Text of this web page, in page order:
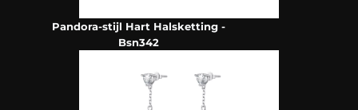
Pandora-stijl Hart Halsketting -
Bsn342